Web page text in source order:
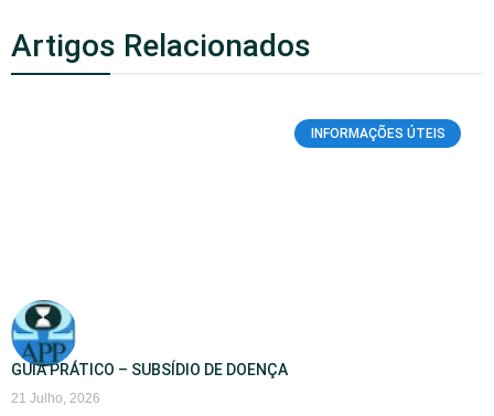
Artigos Relacionados
INFORMAÇÕES ÚTEIS
GUIA PRÁTICO – SUBSÍDIO DE DOENÇA
21 Julho, 2026